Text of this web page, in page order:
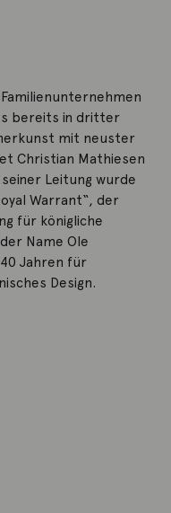
bereits in dritter
mit neuster
Christian Mathiesen
Leitung wurde
Warrant“, der
für königliche
Name Ole
Jahren für
Design.